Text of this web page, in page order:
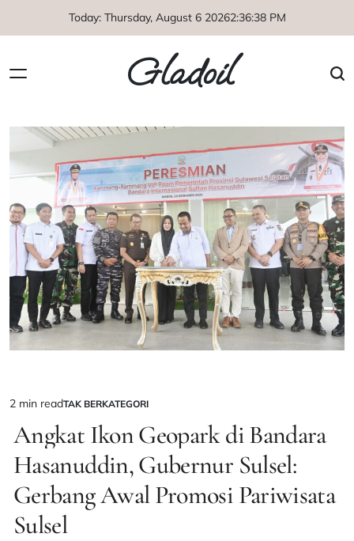
Today: Thursday, August 6 20262:36:39 PM
Gladoil
Estimated
read
time
2 min readPOSTED
TAK BERKATEGORI
Angkat Ikon Geopark di Bandara
Hasanuddin, Gubernur Sulsel:
Gerbang Awal Promosi Pariwisata
Sulsel